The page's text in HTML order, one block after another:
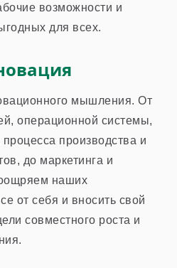
возможности и
для всех.
мышления. От
операционной системы,
процесса производства и
до маркетинга и
наших
от себя и вносить свой
совместного роста и